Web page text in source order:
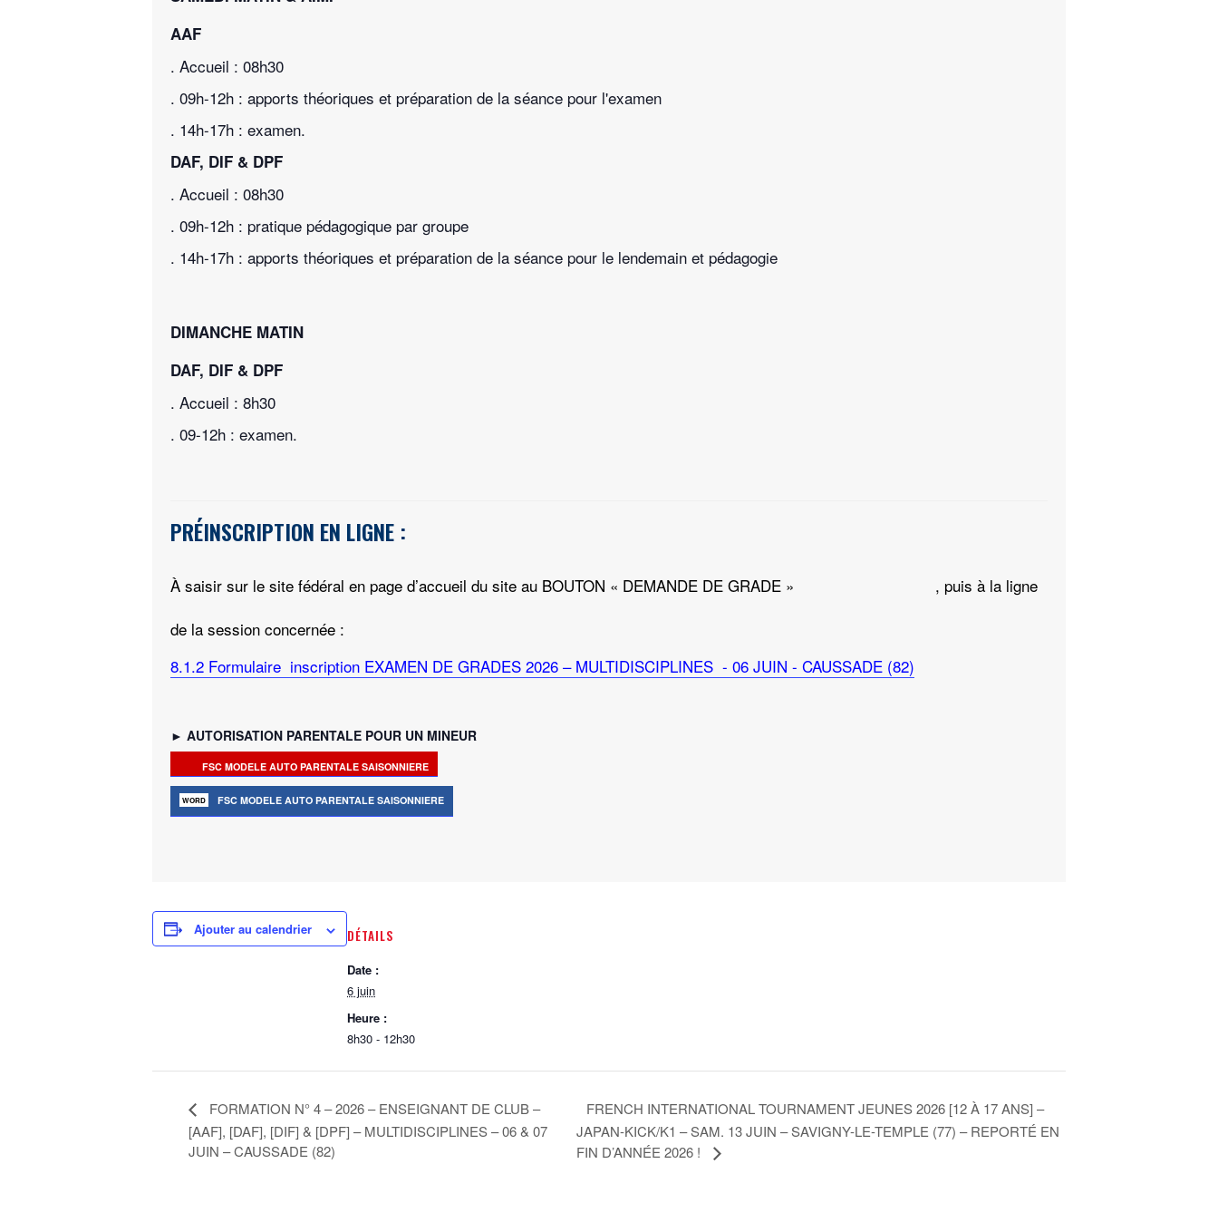
AAF
. Accueil : 08h30
. 09h-12h : apports théoriques et préparation de la séance pour l'examen
. 14h-17h : examen.
DAF, DIF & DPF
. Accueil : 08h30
. 09h-12h : pratique pédagogique par groupe
. 14h-17h : apports théoriques et préparation de la séance pour le lendemain et pédagogie
DIMANCHE MATIN
DAF, DIF & DPF
. Accueil : 8h30
. 09-12h : examen.
PRÉINSCRIPTION EN LIGNE :
À saisir sur le site fédéral en page d’accueil du site au BOUTON « DEMANDE DE GRADE »
, puis à la ligne
de la session concernée :
8.1.2 Formulaire inscription EXAMEN DE GRADES 2026 – MULTIDISCIPLINES - 06 JUIN - CAUSSADE (82)
► AUTORISATION PARENTALE POUR UN MINEUR
FSC MODELE AUTO PARENTALE SAISONNIERE
FSC MODELE AUTO PARENTALE SAISONNIERE
Ajouter au calendrier DÉTAILS
Date :
6 juin
Heure :
8h30 - 12h30
FORMATION N° 4 – 2026 – ENSEIGNANT DE CLUB –
[AAF], [DAF], [DIF] & [DPF] – MULTIDISCIPLINES – 06 & 07
JUIN – CAUSSADE (82)
FRENCH INTERNATIONAL TOURNAMENT JEUNES 2026 [12 À 17 ANS] –
JAPAN-KICK/K1 – SAM. 13 JUIN – SAVIGNY-LE-TEMPLE (77) – REPORTÉ EN
FIN D’ANNÉE 2026 !